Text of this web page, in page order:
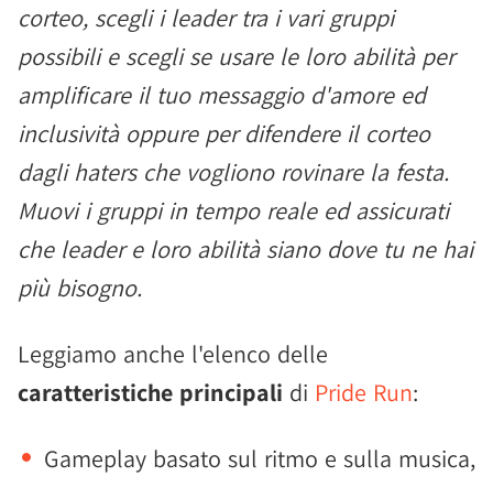
corteo, scegli i leader tra i vari gruppi
possibili e scegli se usare le loro abilità per
amplificare il tuo messaggio d'amore ed
inclusività oppure per difendere il corteo
dagli haters che vogliono rovinare la festa.
Muovi i gruppi in tempo reale ed assicurati
che leader e loro abilità siano dove tu ne hai
più bisogno.
Leggiamo anche l'elenco delle
caratteristiche principali di Pride Run:
Gameplay basato sul ritmo e sulla musica,